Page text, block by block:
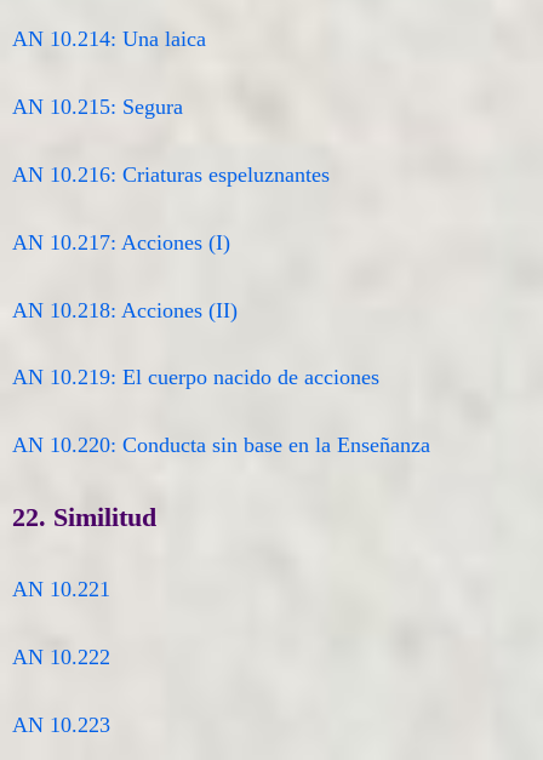
AN 10.214: Una laica
AN 10.215: Segura
AN 10.216: Criaturas espeluznantes
AN 10.217: Acciones (I)
AN 10.218: Acciones (II)
AN 10.219: El cuerpo nacido de acciones
AN 10.220: Conducta sin base en la Enseñanza
22. Similitud
AN 10.221
AN 10.222
AN 10.223